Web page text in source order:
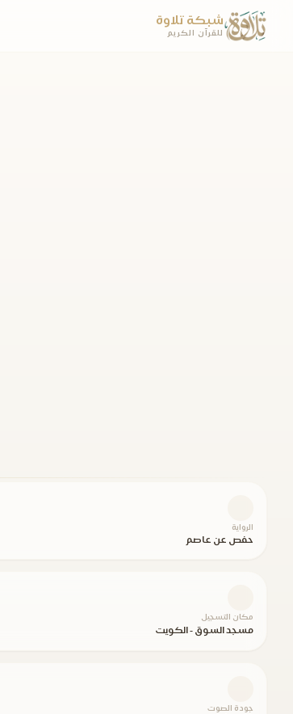
شبكة تلاوة
للقرآن الكريم
الرواية
حفص عن عاصم
مكان التسجيل
مسجد السوق - الكويت
جودة الصوت